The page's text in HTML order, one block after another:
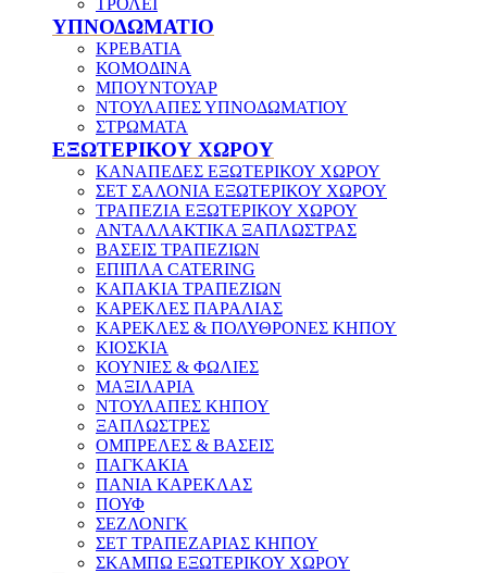
ΥΠΝΟΔΩΜΑΤΙΟ
ΚΡΕΒΑΤΙΑ
ΚΟΜΟΔΙΝΑ
ΜΠΟΥΝΤΟΥΑΡ
ΝΤΟΥΛΑΠΕΣ ΥΠΝΟΔΩΜΑΤΙΟΥ
ΣΤΡΩΜΑΤΑ
ΕΞΩΤΕΡΙΚΟΥ ΧΩΡΟΥ
ΚΑΝΑΠΕΔΕΣ ΕΞΩΤΕΡΙΚΟΥ ΧΩΡΟΥ
ΣΕΤ ΣΑΛΟΝΙΑ ΕΞΩΤΕΡΙΚΟΥ ΧΩΡΟΥ
ΤΡΑΠΕΖΙΑ ΕΞΩΤΕΡΙΚΟΥ ΧΩΡΟΥ
ΑΝΤΑΛΛΑΚΤΙΚΑ ΞΑΠΛΩΣΤΡΑΣ
ΒΑΣΕΙΣ ΤΡΑΠΕΖΙΩΝ
ΕΠΙΠΛΑ CATERING
ΚΑΠΑΚΙΑ ΤΡΑΠΕΖΙΩΝ
ΚΑΡΕΚΛΕΣ ΠΑΡΑΛΙΑΣ
ΚΑΡΕΚΛΕΣ & ΠΟΛΥΘΡΟΝΕΣ ΚΗΠΟΥ
ΚΙΟΣΚΙΑ
ΚΟΥΝΙΕΣ & ΦΩΛΙΕΣ
ΜΑΞΙΛΑΡΙΑ
ΝΤΟΥΛΑΠΕΣ ΚΗΠΟΥ
ΞΑΠΛΩΣΤΡΕΣ
ΟΜΠΡΕΛΕΣ & ΒΑΣΕΙΣ
ΠΑΓΚΑΚΙΑ
ΠΑΝΙΑ ΚΑΡΕΚΛΑΣ
ΠΟΥΦ
ΣΕΖΛΟΝΓΚ
ΣΕΤ ΤΡΑΠΕΖΑΡΙΑΣ ΚΗΠΟΥ
ΣΚΑΜΠΩ ΕΞΩΤΕΡΙΚΟΥ ΧΩΡΟΥ